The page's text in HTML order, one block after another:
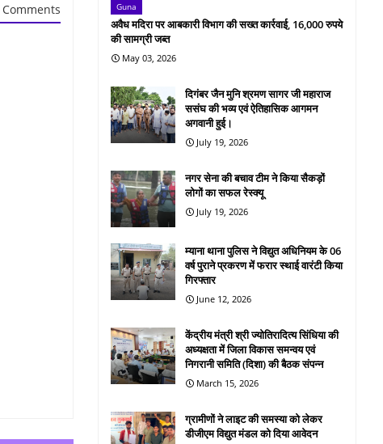
Comments Guna
अवैध मदिरा पर आबकारी विभाग की सख्त कार्रवाई, 16,000 रुपये
की सामग्री जब्त
May 03, 2026
दिगंबर जैन मुनि श्रमण सागर जी महाराज
ससंघ की भव्य एवं ऐतिहासिक आगमन
अगवानी हुई।
July 19, 2026
नगर सेना की बचाव टीम ने किया सैकड़ों
लोगों का सफल रेस्क्यू
July 19, 2026
म्याना थाना पुलिस ने विद्युत अधिनियम के 06
वर्ष पुराने प्रकरण में फरार स्थाई वारंटी किया
गिरफ्तार
June 12, 2026
केंद्रीय मंत्री श्री ज्योतिरादित्य सिंधिया की
अध्यक्षता में जिला विकास समन्वय एवं
निगरानी समिति (दिशा) की बैठक संपन्न
March 15, 2026
ग्रामीणों ने लाइट की समस्या को लेकर
डीजीएम विद्युत मंडल को दिया आवेदन